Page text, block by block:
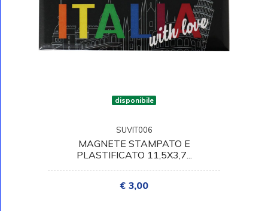
disponibile
SUVIT006
MAGNETE STAMPATO E
PLASTIFICATO 11,5X3,7...
€ 3,00